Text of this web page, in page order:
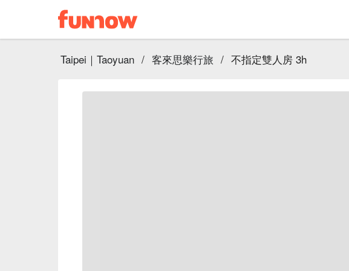
Taipei｜Taoyuan / 客來思樂行旅 / 不指定雙人房 3h